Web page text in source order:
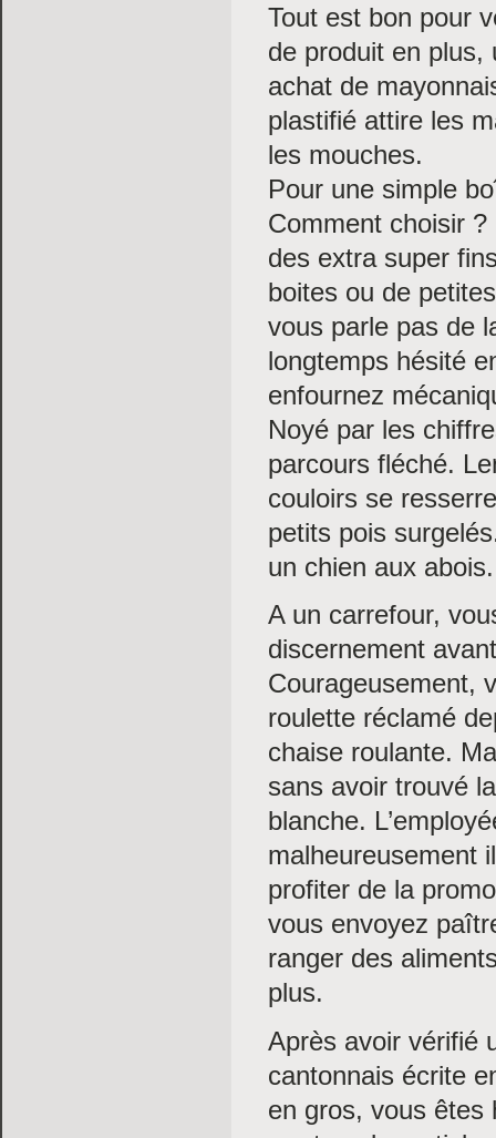
Tout est bon pour
de produit en plus,
achat de
plastifié attire les
les mouches.
Pour une simple
Comment choisir
des extra super
boites ou de
vous parle pas de
longtemps hésité
enfournez
Noyé par les
parcours fléché.
couloirs se
petits pois
un chien aux abois.
A un carrefour,
discernement
Courageusement,
roulette réclamé
chaise roulante.
sans avoir trouvé
blanche.
malheureusement
profiter de la
vous envoyez
ranger des
plus.
Après avoir vérifié
cantonnais écrite
en gros, vous êtes